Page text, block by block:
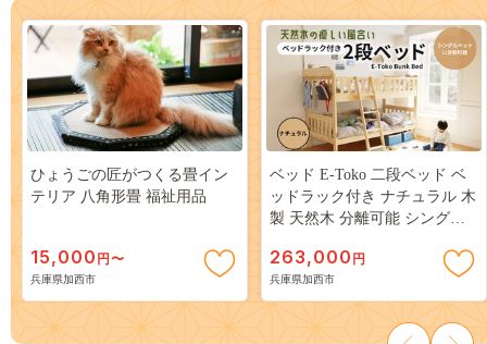
ひょうごの匠がつくる畳イン
テリア 八角形畳 福祉用品
15,000 円〜
兵庫県加西市
ベッド E-Toko 二段ベッド ベ
ッドラック付き ナチュラル 木
製 天然木 分離可能 シングル
供 子供部屋 はしご ハシゴ イ
ンテリア 家具 寝具 ベッドラ
ック 日用品 市場家具 いちば
イチバ ICHIBA koti
263,000 円
兵庫県加西市